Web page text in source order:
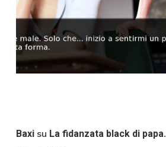
Baxisu La fidanzata black di papa.